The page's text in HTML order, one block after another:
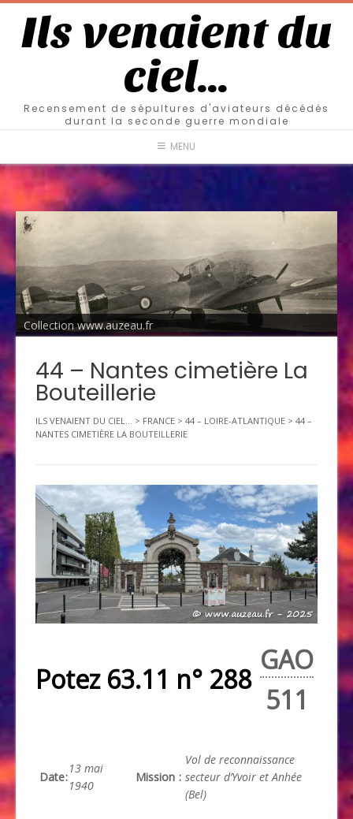
Ils venaient du
ciel…
Recensement de sépultures d'aviateurs décédés
durant la seconde guerre mondiale
MENU
Collection www.auzeau.fr
44 – Nantes cimetière La
Bouteillerie
ILS VENAIENT DU CIEL... > FRANCE > 44 – LOIRE-ATLANTIQUE > 44 –
NANTES CIMETIÈRE LA BOUTEILLERIE
Potez 63.11 n° 288
GAO
511
Date:
13 mai
1940
Mission :
Vol de reconnaissance
secteur d’Yvoir et Anhée
(Bel)